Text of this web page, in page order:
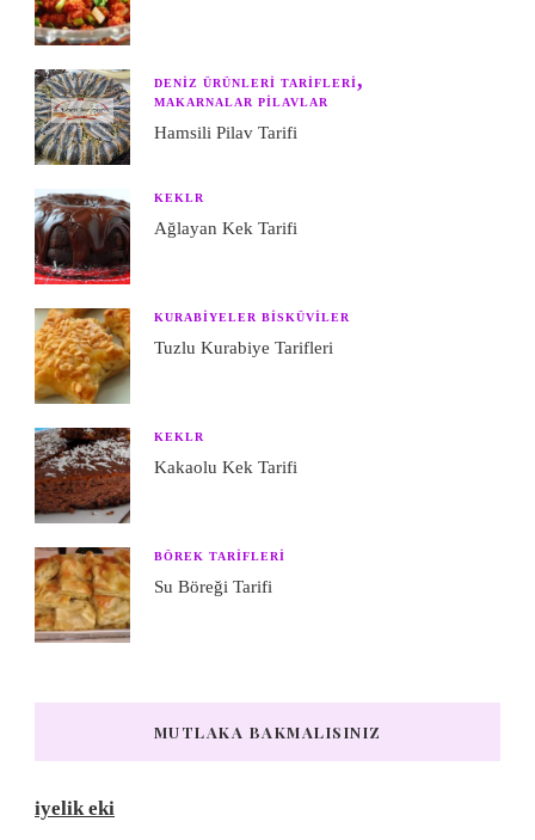
DENIZ ÜRÜNLERI TARIFLERI
MAKARNALAR PILAVLAR
Hamsili Pilav Tarifi
KEKLR
Ağlayan Kek Tarifi
KURABIYELER BISKÜVILER
Tuzlu Kurabiye Tarifleri
KEKLR
Kakaolu Kek Tarifi
BÖREK TARIFLERI
Su Böreği Tarifi
MUTLAKA BAKMALISINIZ
iyelik eki